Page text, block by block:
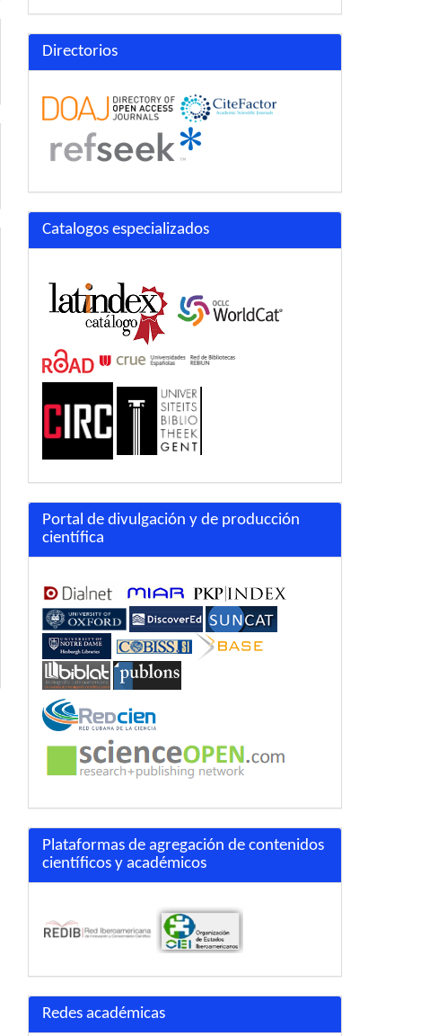
Directorios
Catalogos especializados
Portal de divulgación y de producción
científica
Plataformas de agregación de contenidos
científicos y académicos
Redes académicas